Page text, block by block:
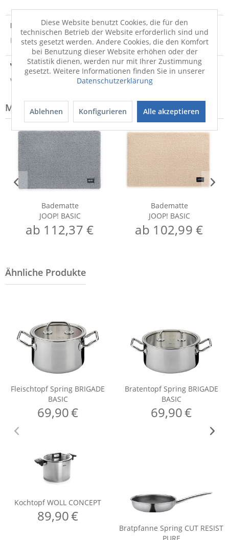
Produktsicherheit
Produktsicherheit
Versandinfo
Weitere Informationen zum Versand...
Modell-Familie: BASIC
Badematte
JOOP! BASIC
ab 112,37 €
Badematte
JOOP! BASIC
ab 102,99 €
Diese Website benutzt Cookies, die für den
technischen Betrieb der Website erforderlich sind und
stets gesetzt werden. Andere Cookies, die den Komfort
bei Benutzung dieser Website erhöhen oder der
Statistik dienen, werden nur mit Ihrer Zustimmung
gesetzt. Weitere Informationen finden Sie in unserer
Datenschutzerklärung
Ablehnen Konfigurieren Alle akzeptieren